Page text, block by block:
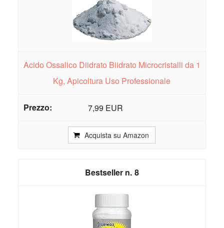
Acido Ossalico Diidrato Biidrato Microcristalli da 1
Kg, Apicoltura Uso Professionale
7,99 EUR
Acquista su Amazon
8